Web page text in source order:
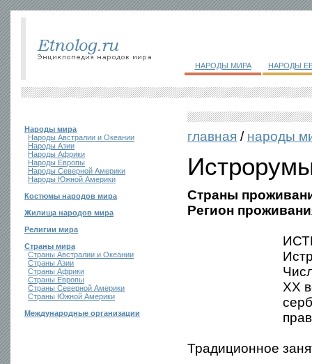
НАРОДЫ МИРА НАРОДЫ
Народы мира
Народы Австралии и Океании
Народы Азии
Народы Африки
Народы Европы
Народы Северной Америки
Народы Южной Америки
Костюмы народов мира
Жилища народов мира
Религии мира
Страны мира
Страны Австралии и Океании
Страны Азии
Страны Африки
Страны Европы
Страны Северной Америки
Страны Южной Америки
Международные организации
главная / народы
Страны
Регион
XX
Традиционное